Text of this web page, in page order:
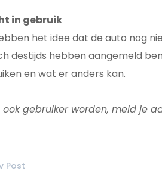
in gebruik
het idee dat de auto nog
destijds hebben aangemeld
en wat er anders kan.
ook gebruiker worden, meld je
Post